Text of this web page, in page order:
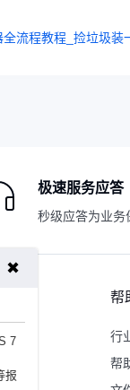
流程教程_捡垃圾装
极速服务应答
秒级应答为业务
帮
行
帮
✖
7
报